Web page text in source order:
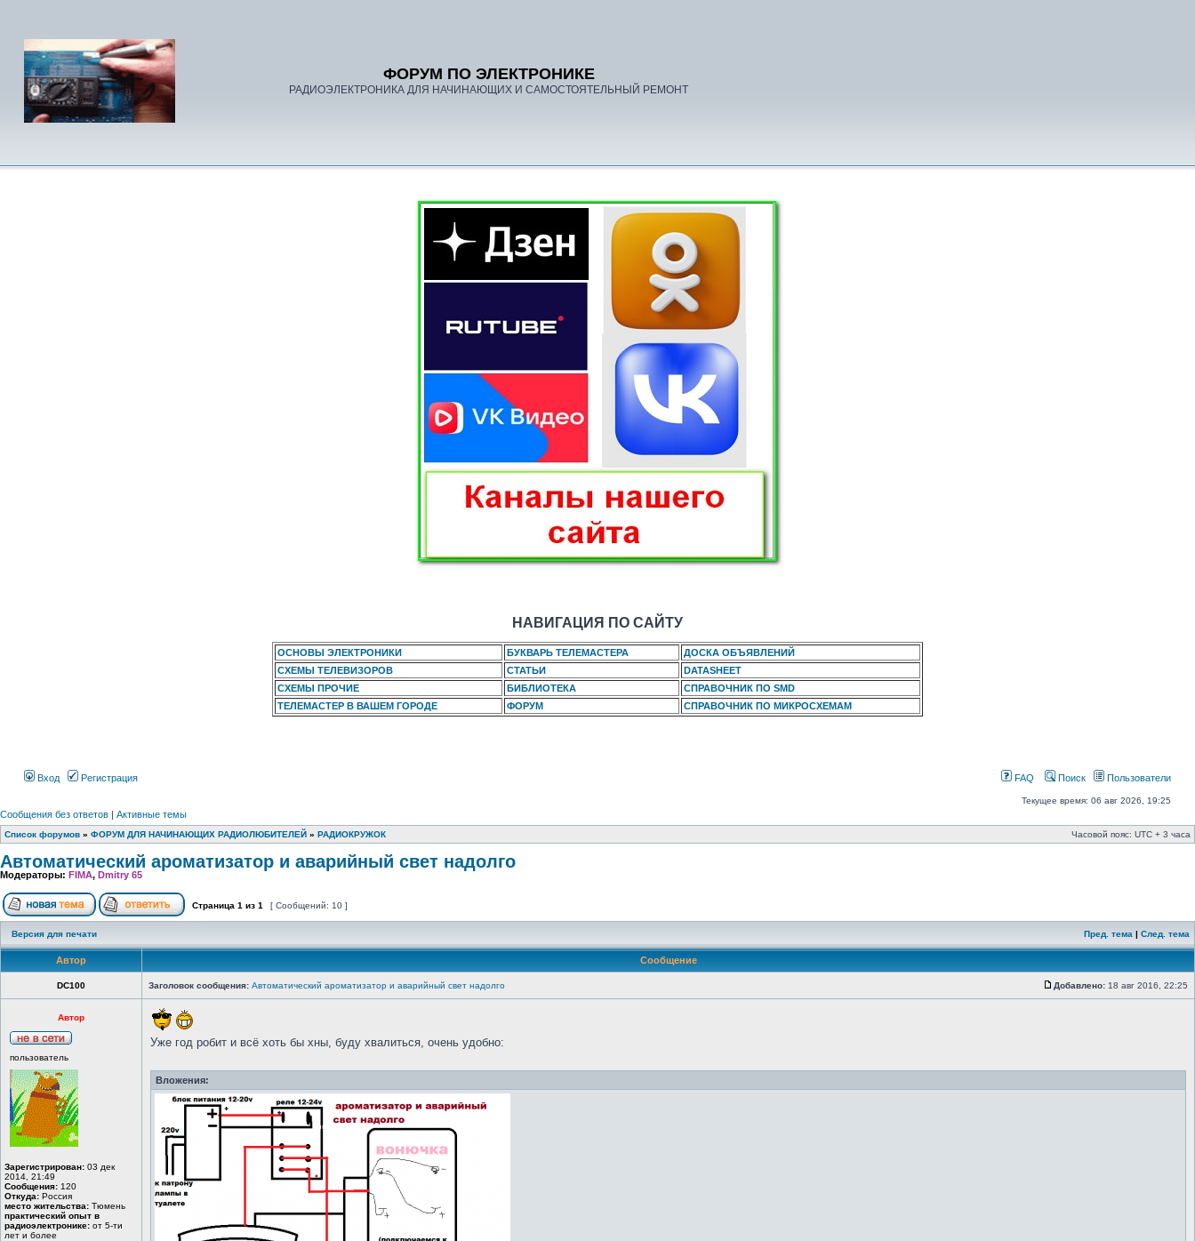
ФОРУМ ПО ЭЛЕКТРОНИКЕ
РАДИОЭЛЕКТРОНИКА ДЛЯ НАЧИНАЮЩИХ И САМОСТОЯТЕЛЬНЫЙ РЕМОНТ
НАВИГАЦИЯ ПО САЙТУ
ОСНОВЫ ЭЛЕКТРОНИКИ БУКВАРЬ ТЕЛЕМАСТЕРА
ДОСКА ОБЪЯВЛЕНИЙ
СХЕМЫ ТЕЛЕВИЗОРОВ
СТАТЬИ
DATASHEET
СХЕМЫ ПРОЧИЕ
БИБЛИОТЕКА
СПРАВОЧНИК ПО SMD
ТЕЛЕМАСТЕР В ВАШЕМ ГОРОДЕ
ФОРУМ СПРАВОЧНИК ПО МИКРОСХЕМАМ
Вход Регистрация FAQ Поиск Пользователи
Текущее время: 06 авг 2026, 19:25
Сообщения без ответов | Активные темы
Список форумов » ФОРУМ ДЛЯ НАЧИНАЮЩИХ РАДИОЛЮБИТЕЛЕЙ » РАДИОКРУЖОК Часовой пояс: UTC + 3 часа
Автоматический ароматизатор и аварийный свет надолго
Модераторы: FIMA, Dmitry 65
Страница 1 из 1 [ Сообщений: 10 ]
Версия для печати Пред. тема | След. тема
Автор Сообщение
DC100 Заголовок сообщения: Автоматический ароматизатор и аварийный свет надолго Добавлено: 18 авг 2016, 22:25
Автор
пользователь
Зарегистрирован: 03 дек
2014, 21:49
Сообщения: 120
Откуда: Россия
место жительства: Тюмень
практический опыт в
радиоэлектронике: от 5-ти
лет и более
Уже год робит и всё хоть бы хны, буду хвалиться, очень удобно:
Вложения: